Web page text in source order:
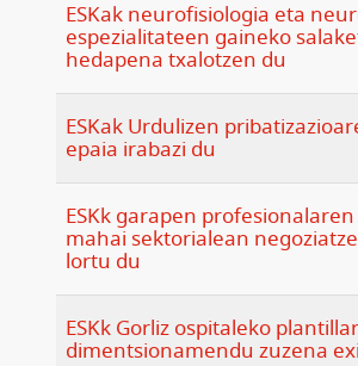
ESKak neurofisiologia eta
espezialitateen gaineko
hedapena txalotzen du
ESKak Urdulizen
epaia irabazi du
ESKk garapen
mahai sektorialean
lortu du
ESKk Gorliz ospitaleko
dimentsionamendu zuzena